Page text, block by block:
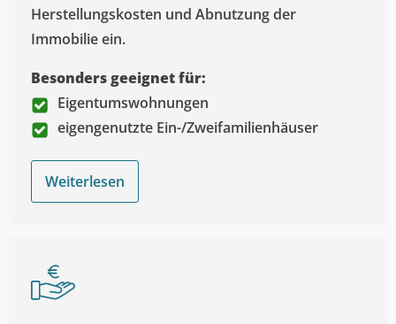
Herstellungskosten und Abnutzung der
Immobilie ein.
Besonders geeignet für:
Eigentumswohnungen
eigengenutzte Ein-/Zweifamilienhäuser
Weiterlesen